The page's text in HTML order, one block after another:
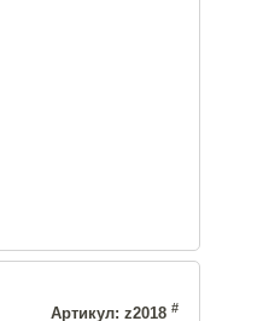
Артикул: z2018 #